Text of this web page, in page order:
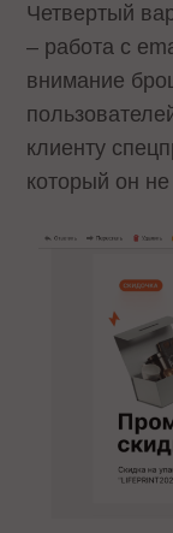
Четвертый
– работа с
внимание
клиенту
который он